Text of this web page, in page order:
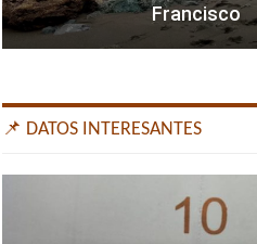
Francisco
📌 DATOS INTERESANTES